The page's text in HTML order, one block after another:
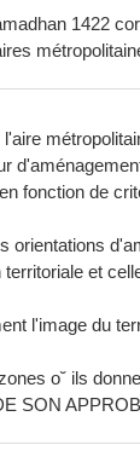
1422
fonction de
et
l'image du
o˘ ils
SON